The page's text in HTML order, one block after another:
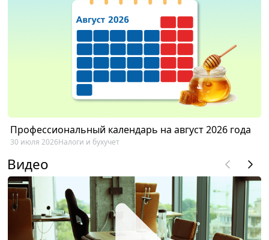
Профессиональный календарь на август 2026 года
30 июля 2026Налоги и бухучет
Видео